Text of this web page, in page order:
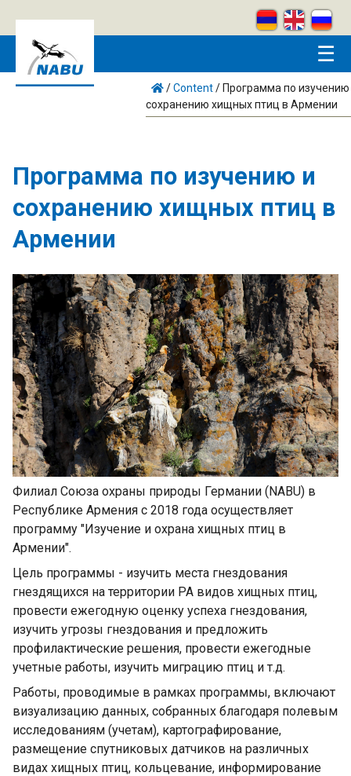
☰
/Content/ Программа по изучению
сохранению хищных птиц в Армении
Программа по изучению и
сохранению хищных птиц в
Армении
Филиал Союза охраны природы Германии (NABU) в
Республике Армения с 2018 года осуществляет
программу "Изучение и охрана хищных птиц в
Армении".
Цель программы - изучить места гнездования
гнездящихся на территории РА видов хищных птиц,
провести ежегодную оценку успеха гнездования,
изучить угрозы гнездования и предложить
профилактические решения, провести ежегодные
учетные работы, изучить миграцию птиц и т.д.
Работы, проводимые в рамках программы, включают
визуализацию данных, собранных благодаря полевым
исследованиям (учетам), картографирование,
размещение спутниковых датчиков на различных
видах хищных птиц, кольцевание, информирование